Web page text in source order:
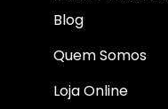
Blog
Quem Somos
Loja Online